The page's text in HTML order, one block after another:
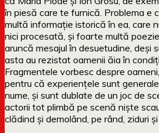
în piesă care te furnică. Problema e
multă informație istorică în ea, care
nici procesată, și foarte multă
aruncă mesajul în desuetudine, deși
asta au rezistat oamenii ăia în
Fragmentele vorbesc despre
pentru că experiențele sunt
nume, și sunt dublate de un joc de
actorii tot plimbă pe scenă niște
clădind și demolând, pe rând, ziduri și